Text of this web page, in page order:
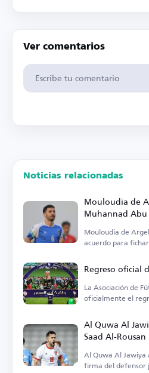
Ver comentarios
Noticias relacionadas
Mouloudia de
Muhannad Abu
Mouloudia de
acuerdo para
Regreso oficial
La Asociación de
oficialmente el
Al Quwa Al
Saad Al-Rousan
Al Quwa Al
firma del defensor